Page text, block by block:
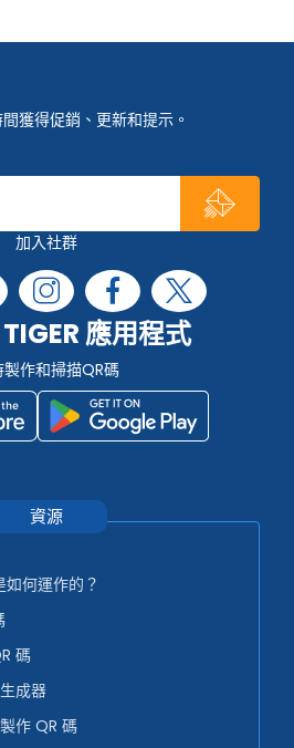
獲得促銷、更新和提示。
加入社群
應用程式
製作和掃描QR碼
資源
如何運作的？
碼
成器
作 QR 碼